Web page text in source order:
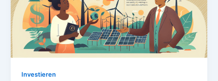
Investieren